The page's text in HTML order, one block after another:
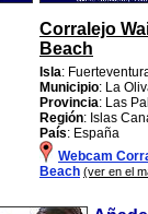
Corralejo
Beach
Isla:
Municipio: La
Provincia: Las
Región: Islas
País: España
Webcam
Beach (ver en el